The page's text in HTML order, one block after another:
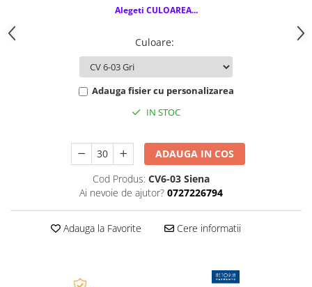
Plastilina
Echere, rigle, raportoare, compase,
sabloane, truse geometrie
Truse geometrie
Markere evidentiatoare text
Markere permanente
Markere speciale pentru desen
Produse Craft
Alegeti CULOAREA...
Culoare:
Adauga fisier cu personalizarea
IN STOC
ADAUGA IN COS
Cod Produs: CV6-03 Siena
Ai nevoie de ajutor? 0727226794
Adauga la Favorite Cere informatii